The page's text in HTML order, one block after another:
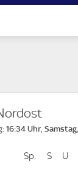
16:34 Uhr,
Sp. Spiele
SSiege
U